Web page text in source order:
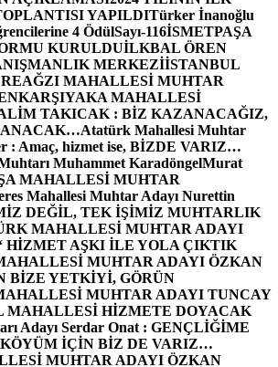
YAPILDITürker İnanoğlu
4 ÖdülSayı-116İSMETPAŞA
KURULDUİLKBAL ÖREN
MERKEZİİSTANBUL
MAHALLESİ MUHTAR
KARŞIYAKA MAHALLESİ
TAKICAK : BİZ KAZANACAĞIZ,
Atatürk Mahallesi Muhtar
: Amaç, hizmet ise, BİZDE VARIZ…
Muhammet KaradöngelMurat
MAHALLESİ MUHTAR
Mahallesi Muhtar Adayı Nurettin
DEĞİL, TEK İŞİMİZ MUHTARLIK
MAHALLESİ MUHTAR ADAYI
HİZMET AŞKI İLE YOLA ÇIKTIK
MUHTAR ADAYI ÖZKAN
BİZE YETKİYİ, GÖRÜN
MUHTAR ADAYI TUNCAY
MAHALLESİ HİZMETE DOYACAK
Adayı Serdar Onat : GENÇLİĞİME
İÇİN BİZ DE VARIZ…
MUHTAR ADAYI ÖZKAN